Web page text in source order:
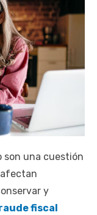
son una cuestión
afectan
y
fiscal